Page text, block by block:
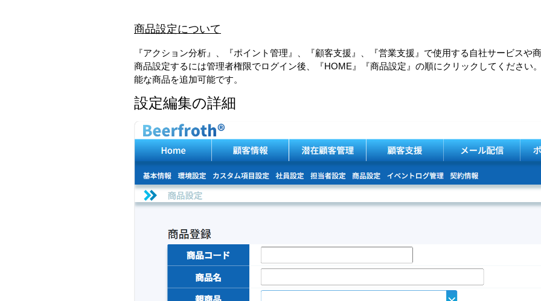
商品設定について
『アクション分析』、『ポイント管理』、『顧客支援』、『営業支援』で使用する自社サービスや
商品設定するには管理者権限でログイン後、
『HOME』『商品設定』 の順にクリックしてください
能な商品を追加可能です。
設定編集の詳細